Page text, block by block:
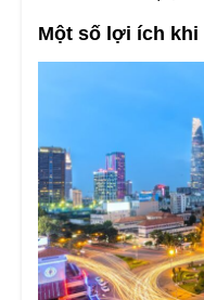
Một số lợi ích